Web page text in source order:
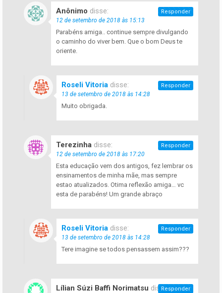
Anônimo disse:
12 de setembro de 2018 às 15:13
Parabéns amiga.. continue sempre divulgando
o caminho do viver bem. Que o bom Deus te
oriente.
Responder
Roseli Vitoria disse:
13 de setembro de 2018 às 14:28
Muito obrigada.
Responder
Terezinha disse:
12 de setembro de 2018 às 17:20
Esta educação vem dos antigos, fez lembrar os
ensinamentos de minha mãe, mas sempre
estao atualizados. Otima reflexão amiga… vc
esta de parabéns! Um grande abraço
Responder
Roseli Vitoria disse:
13 de setembro de 2018 às 14:28
Tere imagine se todos pensassem assim???
Responder
Lílian Súzi Baffi Norimatsu disse:Responder